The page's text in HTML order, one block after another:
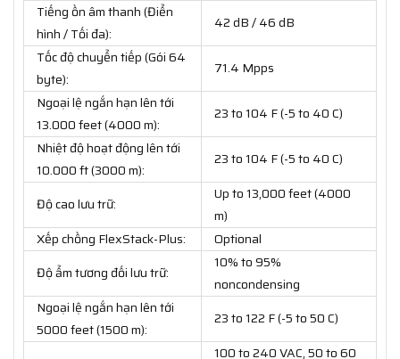
Tiếng ồn âm thanh (Điển
hình / Tối đa):
42 dB / 46 dB
Tốc độ chuyển tiếp (Gói 64
byte):
71.4 Mpps
Ngoại lệ ngắn hạn lên tới
13.000 feet (4000 m):
23 to 104 F (-5 to 40 C)
Nhiệt độ hoạt động lên tới
10.000 ft (3000 m):
23 to 104 F (-5 to 40 C)
Độ cao lưu trữ:
Up to 13,000 feet (4000
m)
Xếp chồng FlexStack-Plus:
Optional
Độ ẩm tương đối lưu trữ:
10% to 95%
noncondensing
Ngoại lệ ngắn hạn lên tới
5000 feet (1500 m):
23 to 122 F (-5 to 50 C)
100 to 240 VAC, 50 to 60